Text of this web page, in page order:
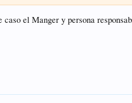
caso el Manger y persona